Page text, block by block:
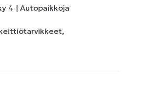
4 | Autopaikkoja